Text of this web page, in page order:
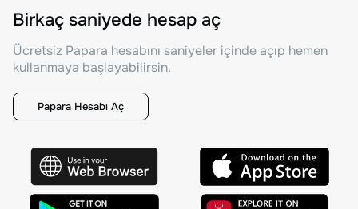
Birkaç saniyede hesap aç
Ücretsiz Papara hesabını saniyeler içinde açıp hemen
kullanmaya başlayabilirsin.
Papara Hesabı Aç